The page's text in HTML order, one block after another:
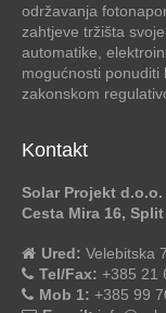
održavanja
zahtjeve tržišta
automatike,
mogućnosti ponuditi
zakonskom
Kontakt
Solar Projekt d.o.o.
Cesta Mira 16, Split
Ured: Velebitska
Tel/Fax: +385 21
Mob 1: +385 99